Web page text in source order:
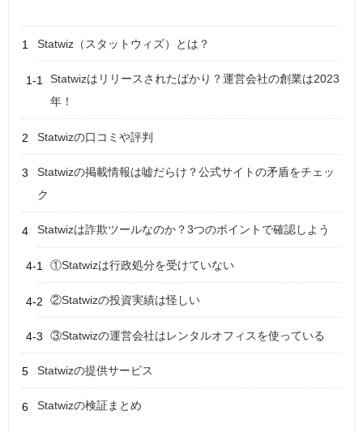
Statwiz（スタットウィズ）とは？
Statwizはリリースされたばかり？運営会社の創業は2023
年！
Statwizの口コミや評判
Statwizの掲載情報は嘘だらけ？公式サイトの矛盾をチェッ
ク
Statwizは詐欺ツールなのか？3つのポイントで確認しよう
①Statwizは行政処分を受けていない
②Statwizの投資実績は怪しい
③Statwizの運営会社はレンタルオフィスを使っている
Statwizの提供サービス
Statwizの検証まとめ